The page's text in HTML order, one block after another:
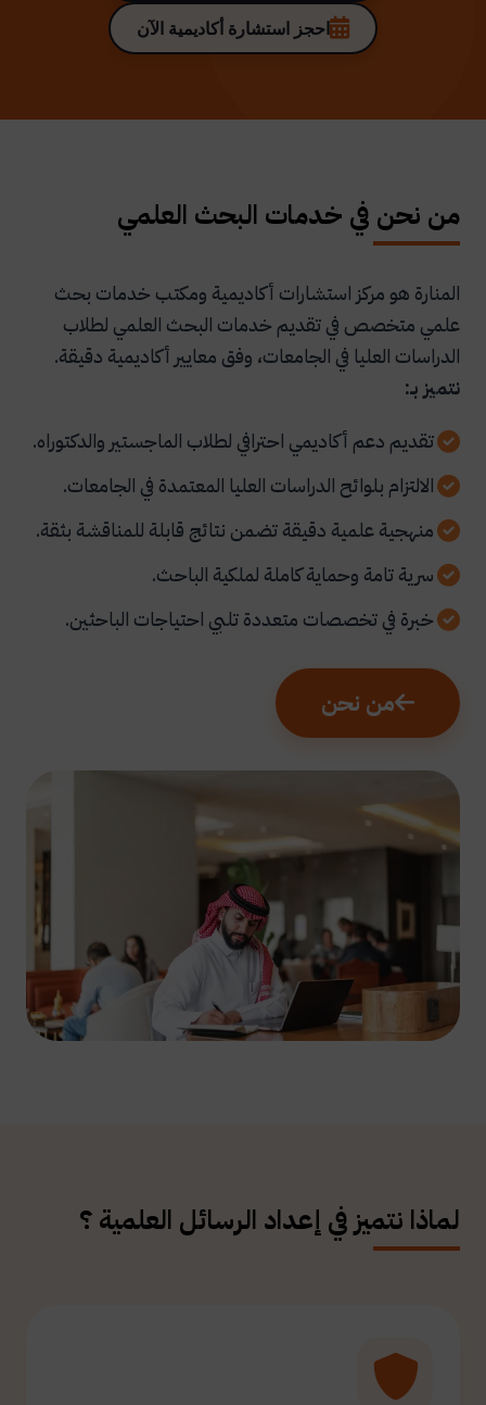
احجز استشارة أكاديمية الآن
من نحن في خدمات البحث العلمي
المنارة هو مركز استشارات أكاديمية ومكتب خدمات بحث
علمي متخصص في تقديم خدمات البحث العلمي لطلاب
الدراسات العليا في الجامعات، وفق معايير أكاديمية دقيقة.
نتميز بـ:
تقديم دعم أكاديمي احترافي لطلاب الماجستير والدكتوراه.
الالتزام بلوائح الدراسات العليا المعتمدة في الجامعات.
منهجية علمية دقيقة تضمن نتائج قابلة للمناقشة بثقة.
سرية تامة وحماية كاملة لملكية الباحث.
خبرة في تخصصات متعددة تلبي احتياجات الباحثين.
من نحن
لماذا نتميز في إعداد الرسائل العلمية ؟